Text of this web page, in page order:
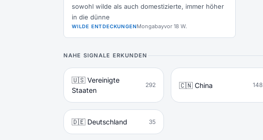
sowohl wilde als auch domestizierte, immer höher
in die dünne
WILDE ENTDECKUNGENMongabayvor 18 W.
NAHE SIGNALE ERKUNDEN
🇺🇸 Vereinigte
Staaten
292 🇨🇳 China 148
🇩🇪 Deutschland 35